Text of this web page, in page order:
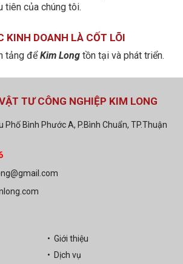
tiên của chúng tôi.
KINH DOANH LÀ CỐT LÕI
tảng đểKim Long tồn tại và phát triển.
TƯ CÔNG NGHIỆP KIM LONG
Phố Bình Phước A, P.Bình Chuẩn, TP.Thuận
• Giới thiệu
• Dịch vụ